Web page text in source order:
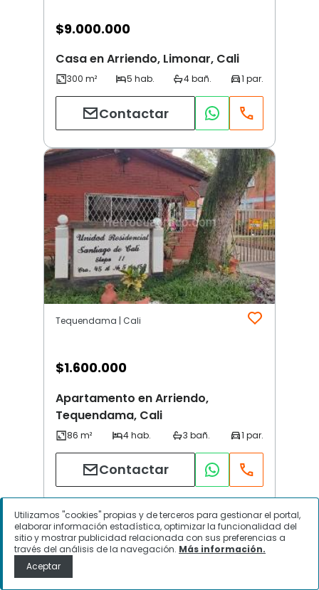
$9.000.000
Casa en Arriendo, Limonar, Cali
Contactar
Tequendama | Cali
$1.600.000
Apartamento en Arriendo,
Tequendama, Cali
Contactar
Utilizamos "cookies" propias y de terceros para gestionar el portal,
elaborar información estadística, optimizar la funcionalidad del
sitio y mostrar publicidad relacionada con sus preferencias a
través del análisis de la navegación. Más información.
Aceptar